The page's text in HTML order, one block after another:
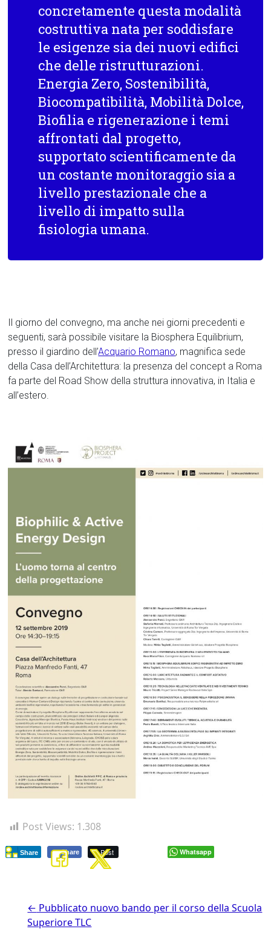
concretamente questa modalità
costruttiva nata per soddisfare
le esigenze sia dei nuovi edifici
che delle ristrutturazioni.
Energia Zero, Sostenibilità,
Biocompatibilità, Mobilità Dolce,
Biofilia e rigenerazione i temi
affrontati dal progetto,
supportato scientificamente da
un costante monitoraggio sia a
livello prestazionale che a
livello di impatto sulla
fisiologia umana.
Il giorno del convegno, ma anche nei giorni precedenti e
seguenti, sarà possibile visitare la Biosphera Equilibrium,
presso il giardino dell’Acquario Romano, magnifica sede
della Casa dell’Architettura: la presenza del concept a Roma
fa parte del Road Show della struttura innovativa, in Italia e
all’estero.
Post Views: 1.308
Share Post
Share Whatsapp
← Pubblicato nuovo bando per il corso della Scuola
Superiore TLC